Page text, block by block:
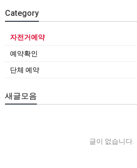
Category
자전거예약
예약확인
단체 예약
새글모음
글이 없습니다.